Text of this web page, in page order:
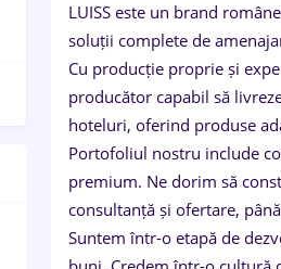
LUISS este un brand
soluții complete de
Cu producție proprie și
producător capabil să
hoteluri, oferind produse
Portofoliul nostru include
premium. Ne dorim să
consultanță și ofertare,
Suntem într-o etapă de